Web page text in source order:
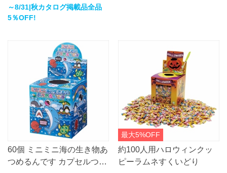
～8/31|秋カタログ掲載品全品
5％OFF!
60個 ミニミニ海の生き物あ
つめるんです カプセルつか
最大5%OFF
約100人用ハロウィンクッ
ピーラムネすくいどり